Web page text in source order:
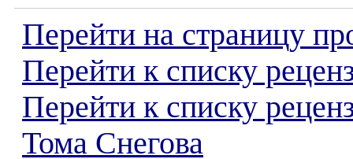
Перейти на страницу
Перейти к списку
Перейти к списку
Тома Снегова